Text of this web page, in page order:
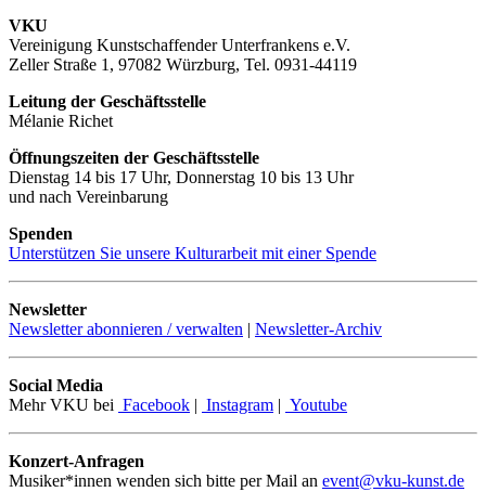
VKU
Vereinigung Kunstschaffender Unterfrankens e.V.
Zeller Straße 1, 97082 Würzburg, Tel. 0931-44119
Leitung der Geschäftsstelle
Mélanie Richet
Öffnungszeiten der Geschäftsstelle
Dienstag 14 bis 17 Uhr, Donnerstag 10 bis 13 Uhr
und nach Vereinbarung
Spenden
Unterstützen Sie unsere Kulturarbeit mit einer Spende
Newsletter
Newsletter abonnieren / verwalten | Newsletter-Archiv
Social Media
Mehr VKU bei Facebook | Instagram | Youtube
Konzert-Anfragen
Musiker*innen wenden sich bitte per Mail an event@vku-kunst.de